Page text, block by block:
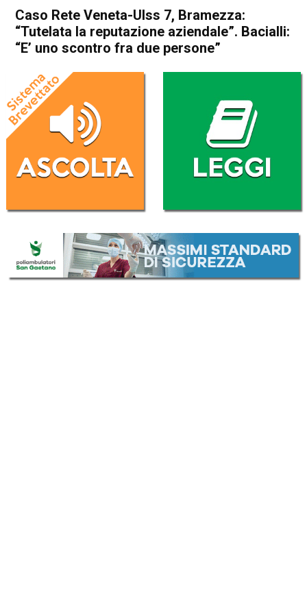
Caso Rete Veneta-Ulss 7, Bramezza:
“Tutelata la reputazione aziendale”. Bacialli:
“E’ uno scontro fra due persone”
Home Bassano del Grappa
Bassano del Grappa Cronaca
Caso Rete Veneta-Ulss 7,
Bramezza: “Tutelata la
Bacialli: “E’ uno scontro fra
due persone”
Da Mariagrazia Bonollo
14 Ottobre 2022 (aggiornato il15 Ottobre 2022 20:19)